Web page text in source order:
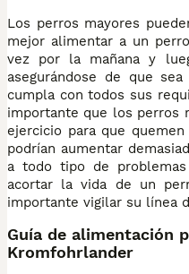
Los perros mayores
mejor alimentar a un
vez por la mañana y
asegurándose de que
cumpla con todos sus
importante que los perros
ejercicio para que
podrían aumentar
a todo tipo de
acortar la vida de un
importante vigilar su línea
Guía de alimentación
Kromfohrlander